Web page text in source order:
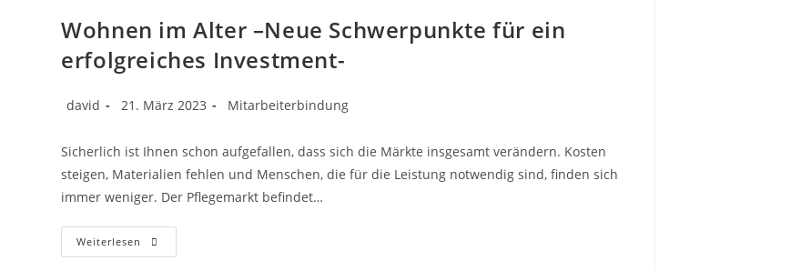
Wohnen im Alter –Neue Schwerpunkte für ein
erfolgreiches Investment-
david 21. März 2023 Mitarbeiterbindung
Sicherlich ist Ihnen schon aufgefallen, dass sich die Märkte insgesamt verändern. Kosten
steigen, Materialien fehlen und Menschen, die für die Leistung notwendig sind, finden sich
immer weniger. Der Pflegemarkt befindet…
Weiterlesen